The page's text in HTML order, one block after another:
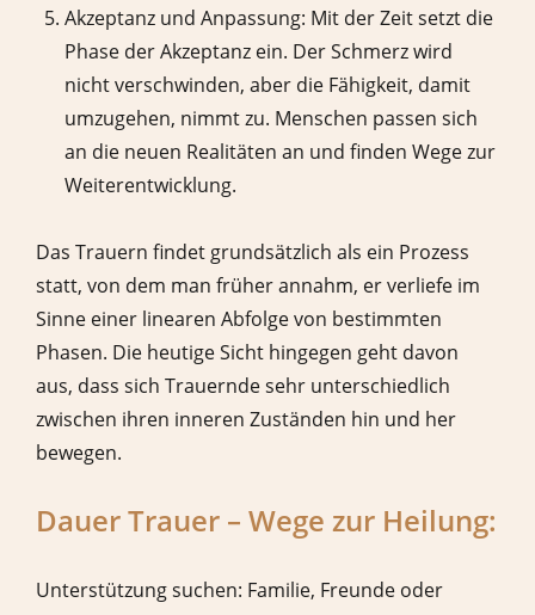
Akzeptanz und Anpassung: Mit der Zeit setzt die
Phase der Akzeptanz ein. Der Schmerz wird
nicht verschwinden, aber die Fähigkeit, damit
umzugehen, nimmt zu. Menschen passen sich
an die neuen Realitäten an und finden Wege zur
Weiterentwicklung.
Das Trauern findet grundsätzlich als ein Prozess
statt, von dem man früher annahm, er verliefe im
Sinne einer linearen Abfolge von bestimmten
Phasen. Die heutige Sicht hingegen geht davon
aus, dass sich Trauernde sehr unterschiedlich
zwischen ihren inneren Zuständen hin und her
bewegen.
Dauer Trauer – Wege zur Heilung:
Unterstützung suchen: Familie, Freunde oder